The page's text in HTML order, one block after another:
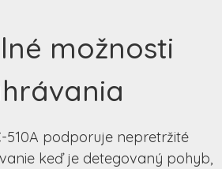
možnosti
510A podporuje nepretržité
keď je detegovaný pohyb,